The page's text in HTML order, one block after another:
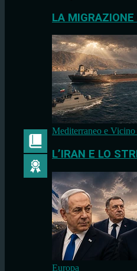
LA
Mediterraneo e
L’IRAN E LO
Europa